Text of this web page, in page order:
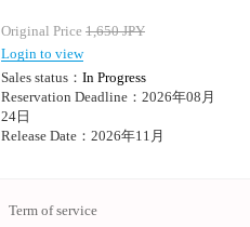
Original Price 1,650JPY
Login to view
Sales status： In Progress
Reservation Deadline：2026年08月
24日
Release Date：2026年11月
Term of service